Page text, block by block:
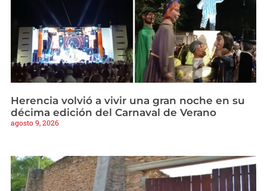
Herencia volvió a vivir una gran noche en su
décima edición del Carnaval de Verano
agosto 9, 2026